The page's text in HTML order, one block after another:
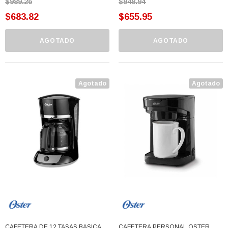
$683.82
AGOTADO
$655.95
AGOTADO
Agotado Agotado